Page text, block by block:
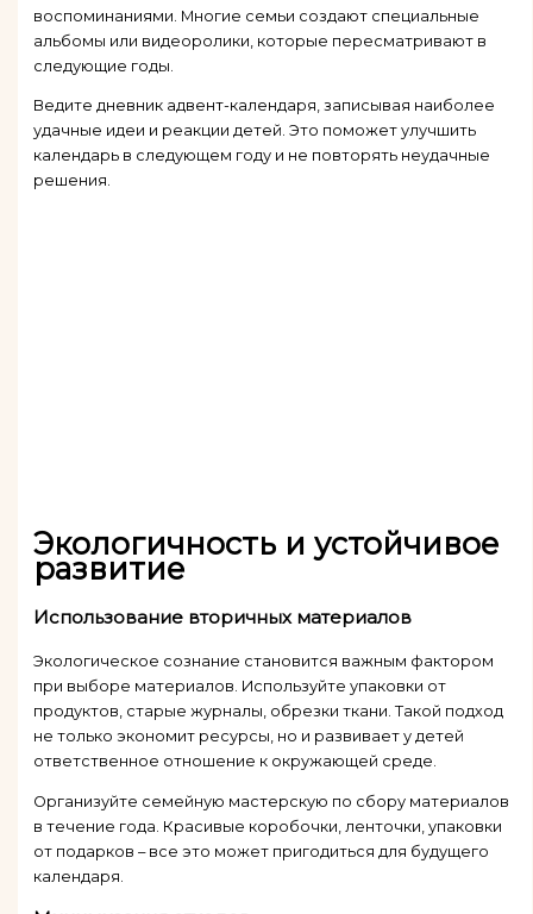
воспоминаниями. Многие семьи создают специальные
альбомы или видеоролики, которые пересматривают в
следующие годы.
Ведите дневник адвент-календаря, записывая наиболее
удачные идеи и реакции детей. Это поможет улучшить
календарь в следующем году и не повторять неудачные
решения.
Экологичность и устойчивое
развитие
Использование вторичных материалов
Экологическое сознание становится важным фактором
при выборе материалов. Используйте упаковки от
продуктов, старые журналы, обрезки ткани. Такой подход
не только экономит ресурсы, но и развивает у детей
ответственное отношение к окружающей среде.
Организуйте семейную мастерскую по сбору материалов
в течение года. Красивые коробочки, ленточки, упаковки
от подарков – все это может пригодиться для будущего
календаря.